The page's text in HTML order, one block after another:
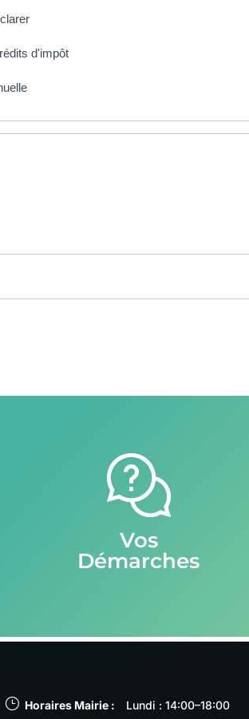
d'impôt
Vos
Démarches
} Horaires Mairie :
Lundi : 14:00–18:00